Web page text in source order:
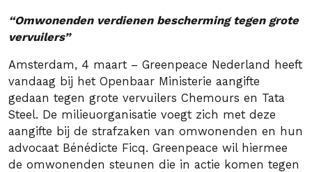
“Omwonenden verdienen bescherming tegen grote
vervuilers”
Amsterdam, 4 maart – Greenpeace Nederland heeft
vandaag bij het Openbaar Ministerie aangifte
gedaan tegen grote vervuilers Chemours en Tata
Steel. De milieuorganisatie voegt zich met deze
aangifte bij de strafzaken van omwonenden en hun
advocaat Bénédicte Ficq. Greenpeace wil hiermee
de omwonenden steunen die in actie komen tegen